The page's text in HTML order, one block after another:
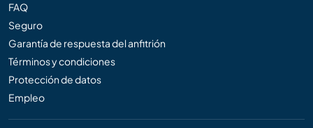
FAQ
Seguro
Garantía de respuesta del anfitrión
Términos y condiciones
Protección de datos
Empleo